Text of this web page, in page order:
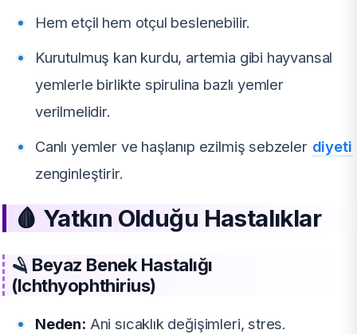
Hem etçil hem otçul beslenebilir.
Kurutulmuş kan kurdu, artemia gibi hayvansal
yemlerle birlikte spirulina bazlı yemler
verilmelidir.
Canlı yemler ve haşlanıp ezilmiş sebzeler diyeti
zenginleştirir.
🩸 Yatkın Olduğu Hastalıklar
🪒 Beyaz Benek Hastalığı
(Ichthyophthirius)
Neden: Ani sıcaklık değişimleri, stres.